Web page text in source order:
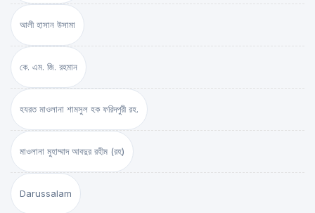
আলী হাসান উসামা
কে. এম. জি. রহমান
হযরত মাওলানা শামসুল হক ফরিদপুরী রহ.
মাওলানা মুহাম্মাদ আবদুর রহীম (রহ)
Darussalam